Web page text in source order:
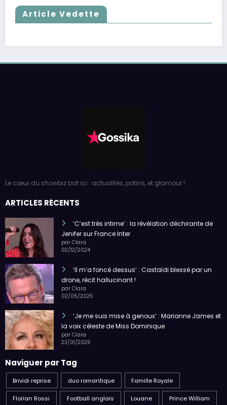
Article Vedette
Le cœur du showbiz bat ici : actualités, potins, et glamour !
ARTICLES RÉCENTS
‘C’est très intime’ : la révélation déchirante de
Jenifer sur France Inter
par Clara
02/12/2024
‘Il m’a foncé dessus’ : Castaldi blessé par un
drone, récit hallucinant !
par Clara
02/05/2025
‘Je me suis mise à genoux’ : Marianne James et
la voix céleste de Miss Dominique
par Clara
23/01/2025
Naviguer par Tag
Brividi reprise duo romantique Famille Royale
Florian Rossi Football anglais Louane Prince William